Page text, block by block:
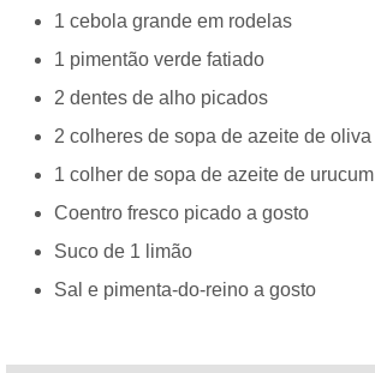
1 cebola grande em rodelas
1 pimentão verde fatiado
2 dentes de alho picados
2 colheres de sopa de azeite de oliva
1 colher de sopa de azeite de urucum
Coentro fresco picado a gosto
Suco de 1 limão
Sal e pimenta-do-reino a gosto